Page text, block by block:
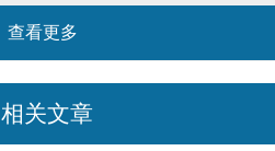
查看更多
相关文章